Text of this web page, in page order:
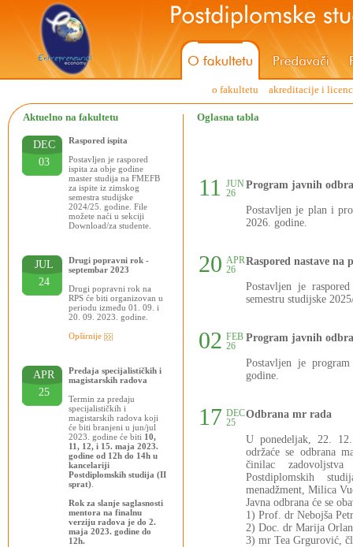
o fakultetu akreditacije i
Aktuelno na fakultetu Oglasna tabla
DEC
03
Raspored ispita
Postavljen je raspored
ispita za obje godine
master studija na FMEFB
za ispite iz zimskog
semestra studijske
2024/25. godine. File
možete naći u sekciji
Download/za studente.
JUL
24
Drugi popravni rok -
septembar 2023
Drugi popravni rok na
RPS će biti organizovan u
periodu između 01. 09. i
20. 09. 2023. godine.
Opširnije
APR
25
Predaja specijalističkih i
magistarskih radova
Termin za predaju
specijalističkih i
magistarskih radova koji
će biti branjeni u jun/jul
2023. godine će biti 10,
11, 12, i 15. maja 2023.
godine od 12h do 14h u
kancelariji
Postdiplomskih studija (II
sprat)
Rok za slanje saglasnosti
mentora na finalnu
verziju radova je do 2.
maja 2023. godine do
12h.
11
JUN
26
Program javnih
Postavljen je plan i
2026. godine.
20 APR
26
Raspored nastave na
Postavljen je
semestru studijske
02 FEB
26
Program javnih
Postavljen je
godine.
17 DEC
25
Odbrana mr rada
U ponedeljak, 22.
održaće se odbrana
činilac
Postdiplomskih
menadžment, Milica
Javna odbrana će se
1) Prof. dr Nebojša
2) Doc. dr Marija
3) mr Tea Grgurović,